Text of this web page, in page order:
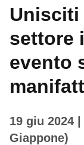
Unisciti
settore
evento
19 giu 2024
Giappone)